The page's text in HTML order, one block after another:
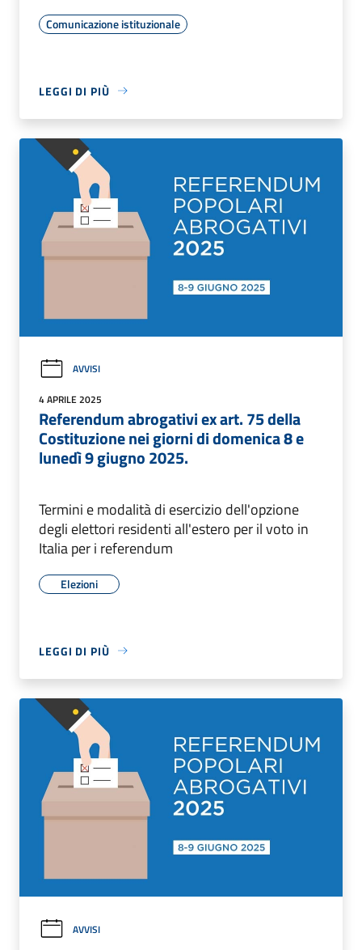
Comunicazione istituzionale
LEGGI DI PIÙ
AVVISI
4 APRILE 2025
Referendum abrogativi ex art. 75 della
Costituzione nei giorni di domenica 8 e
lunedì 9 giugno 2025.
Termini e modalità di esercizio dell'opzione
degli elettori residenti all'estero per il voto in
Italia per i referendum
Elezioni
LEGGI DI PIÙ
AVVISI